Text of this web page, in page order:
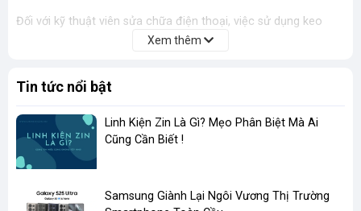
Đối với kỹ thuật viên sửa chữa điện thoại, việc sử dụng keo
thao tác nhanh hơn, lắp ráp chính xác hơn
Đặc điểm nổi bật
Thiết kếchuẩn form dành riêng cho Samsung Galaxy Z
Fold 5 (F946)
Sử dụng để
sau
Xem thêm
Tin tức nổi bật
Linh Kiện Zin Là Gì? Mẹo Phân Biệt Mà Ai
Cũng Cần Biết !
​Samsung Giành Lại Ngôi Vương Thị Trường